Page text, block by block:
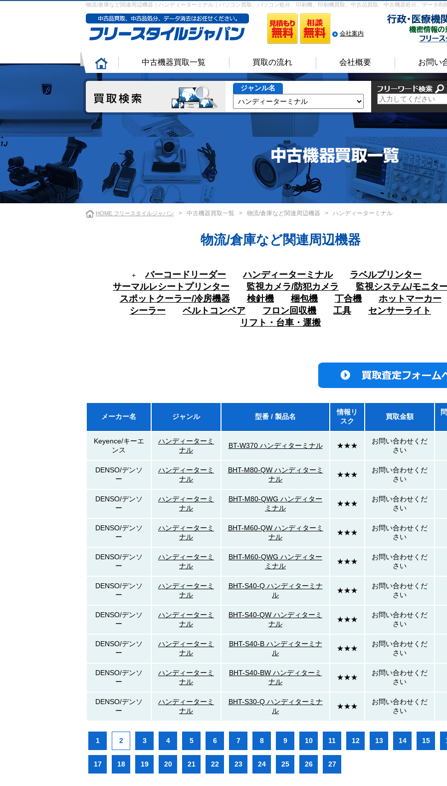
物流/倉庫など関連周辺機器｜ハンディーターミナル｜パソコン買取、パソコン処分、印刷機、印刷機買取、中古品買取、中古機器処分、データ削
会社案内
中古機器買取一覧 買取の流れ 会社概要 お問い
ジャンル名
HOME フリースタイルジャパン > 中古機器買取一覧 > 物流/倉庫など関連周辺機器 > ハンディーターミナル
物流/倉庫など関連周辺機器
+ バーコードリーダー ハンディーターミナル
ラベルプリンター
サーマルレシートプリンター
監視カメラ/防犯カメラ
監視システム/モニタ
スポットクーラー/冷房機器
検針機 梱包機 丁合機
ホットマーカー
シーラー
ベルトコンベア フロン回収機 工具
センサーライト
リフト・台車・運搬
メーカー名 ジャンル 型番 / 製品名
情報リ
スク
買取金額
Keyence/キーエ
ンス
ハンディーターミ
ナル
BT-W370 ハンディターミナル ★★★
お問い合わせくだ
さい
DENSO/デンソ
ー
ハンディーターミ
ナル
BHT-M80-QW ハンディターミ
ナル
★★★
お問い合わせくだ
さい
DENSO/デンソ
ー
ハンディーターミ
ナル
BHT-M80-QWG ハンディター
ミナル
★★★
お問い合わせくだ
さい
DENSO/デンソ
ー
ハンディーターミ
ナル
BHT-M60-QW ハンディターミ
ナル
★★★
お問い合わせくだ
さい
DENSO/デンソ
ー
ハンディーターミ
ナル
BHT-M60-QWG ハンディター
ミナル
★★★
お問い合わせくだ
さい
DENSO/デンソ
ー
ハンディーターミ
ナル
BHT-S40-Q ハンディターミナ
ル
★★★
お問い合わせくだ
さい
DENSO/デンソ
ー
ハンディーターミ
ナル
BHT-S40-QW ハンディターミ
ナル
★★★
お問い合わせくだ
さい
DENSO/デンソ
ー
ハンディーターミ
ナル
BHT-S40-B ハンディターミナ
ル
★★★
お問い合わせくだ
さい
DENSO/デンソ
ー
ハンディーターミ
ナル
BHT-S40-BW ハンディターミ
ナル
★★★
お問い合わせくだ
さい
DENSO/デンソ
ー
ハンディーターミ
ナル
BHT-S30-Q ハンディターミナ
ル
★★★
お問い合わせくだ
さい
1 2 3 4 5 6 7 8 9 10 11 12 13 14 15
17 18 19 20 21 22 23 24 25 26 27